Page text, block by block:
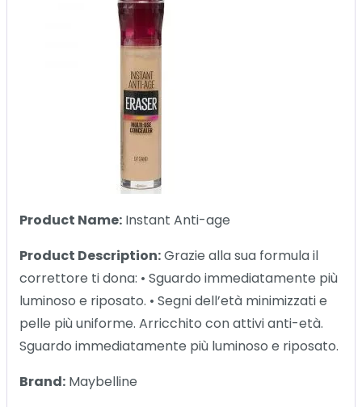
Product Name: Instant Anti-age
Product Description:Grazie alla sua formula il
correttore ti dona: • Sguardo immediatamente più
luminoso e riposato. • Segni dell’età minimizzati e
pelle più uniforme. Arricchito con attivi anti-età.
Sguardo immediatamente più luminoso e riposato.
Brand: Maybelline